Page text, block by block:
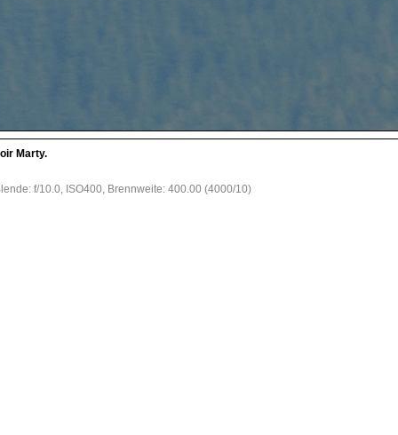
Marty.
f/10.0, ISO400, Brennweite: 400.00 (4000/10)